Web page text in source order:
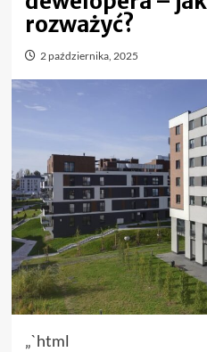
rozważyć?
2 października, 2025
„`html